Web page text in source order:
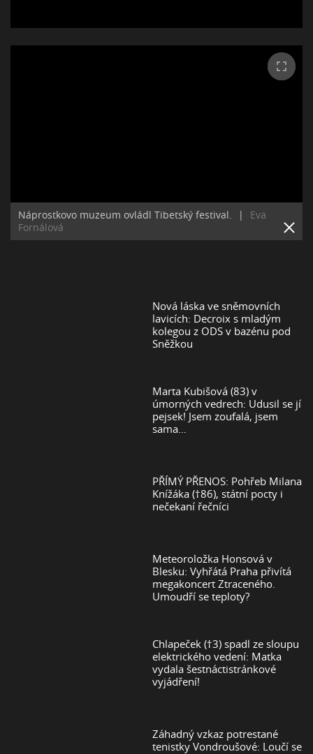
Náprostkovo muzeum ovládl Tibetský festival. |
Eva
Fornálová
Nová láska ve sněmovních
lavicích: Decroix s mladým
kolegou z ODS v bazénu pod
Sněžkou
Marta Kubišová (83) v
úmorných vedrech: Udusil se jí
pejsek! Jsem zoufalá, jsem
sama…
PŘÍMÝ PŘENOS: Pohřeb Milana
Knížáka (†86), státní pocty i
nečekaní řečníci
Meteoroložka Honsová v
Blesku: Vyhřátá Praha přivítá
megakoncert Ztraceného.
Umoudří se teploty?
Chlapeček (†3) spadl ze sloupu
elektrického vedení: Matka
vydala šestnáctistránkové
vyjádření!
Záhadný vzkaz potrestané
tenistky Vondroušové: Loučí se